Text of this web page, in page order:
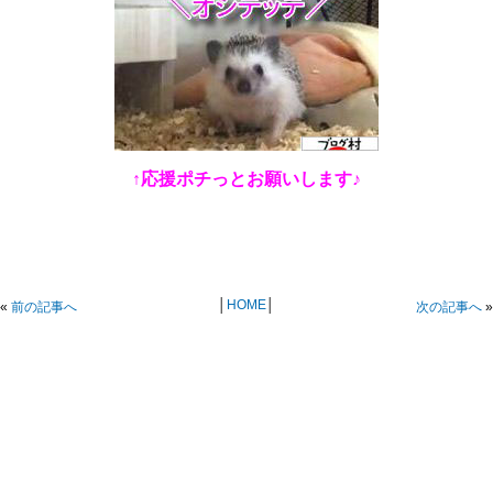
↑応援ポチっとお願いします♪
« 前の記事へ HOME│ 次の記事へ »